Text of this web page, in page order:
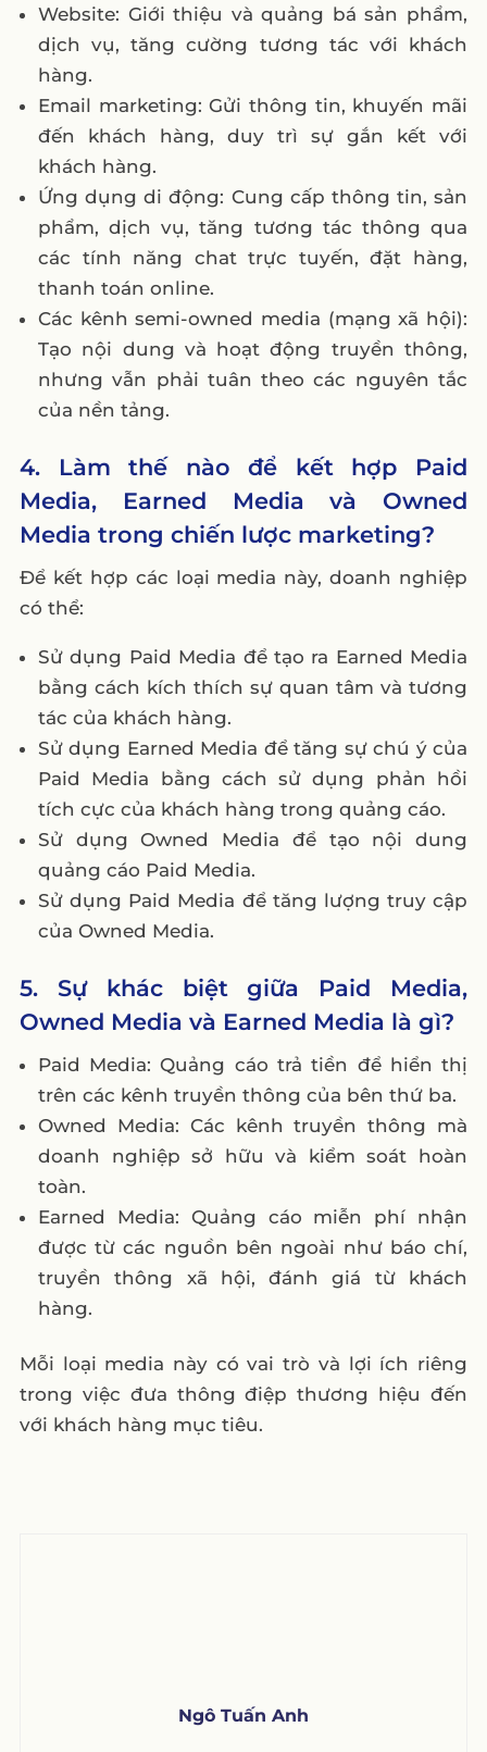
Website: Giới thiệu và quảng bá sản phẩm,
dịch vụ, tăng cường tương tác với khách
hàng.
Email marketing: Gửi thông tin, khuyến mãi
đến khách hàng, duy trì sự gắn kết với
khách hàng.
Ứng dụng di động: Cung cấp thông tin, sản
phẩm, dịch vụ, tăng tương tác thông qua
các tính năng chat trực tuyến, đặt hàng,
thanh toán online.
Các kênh semi-owned media (mạng xã hội):
Tạo nội dung và hoạt động truyền thông,
nhưng vẫn phải tuân theo các nguyên tắc
của nền tảng.
4. Làm thế nào để kết hợp Paid
Media, Earned Media và Owned
Media trong chiến lược marketing?
Để kết hợp các loại media này, doanh nghiệp
có thể:
Sử dụng Paid Media để tạo ra Earned Media
bằng cách kích thích sự quan tâm và tương
tác của khách hàng.
Sử dụng Earned Media để tăng sự chú ý của
Paid Media bằng cách sử dụng phản hồi
tích cực của khách hàng trong quảng cáo.
Sử dụng Owned Media để tạo nội dung
quảng cáo Paid Media.
Sử dụng Paid Media để tăng lượng truy cập
của Owned Media.
5. Sự khác biệt giữa Paid Media,
Owned Media và Earned Media là gì?
Paid Media: Quảng cáo trả tiền để hiển thị
trên các kênh truyền thông của bên thứ ba.
Owned Media: Các kênh truyền thông mà
doanh nghiệp sở hữu và kiểm soát hoàn
toàn.
Earned Media: Quảng cáo miễn phí nhận
được từ các nguồn bên ngoài như báo chí,
truyền thông xã hội, đánh giá từ khách
hàng.
Mỗi loại media này có vai trò và lợi ích riêng
trong việc đưa thông điệp thương hiệu đến
với khách hàng mục tiêu.
Ngô Tuấn Anh